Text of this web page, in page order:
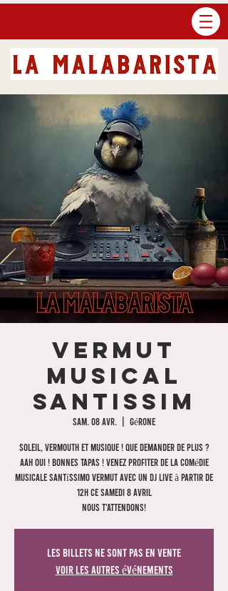
VERMUT
MUSICAL
SANTISSIM
sam. 08 avr. Gérone
Soleil, vermouth et musique ! Que demander de plus ?
Aah oui ! Bonnes tapas ! Venez profiter de la comédie
musicale Santíssimo Vermut avec un DJ live à partir de
12h ce samedi 8 avril
Nous t'attendons!
Les billets ne sont pas en vente
Voir les autres événements